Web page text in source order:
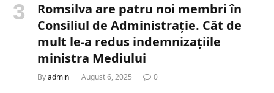
Romsilva are patru noi membri în
Consiliul de Administrație. Cât de
mult le-a redus indemnizațiile
ministra Mediului
Byadmin August 6, 2025 0